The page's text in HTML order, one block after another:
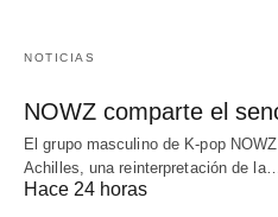
NOTICIAS
NOWZ comparte el
El grupo masculino de K-pop
Achilles, una reinterpretación de
Hace 24 horas